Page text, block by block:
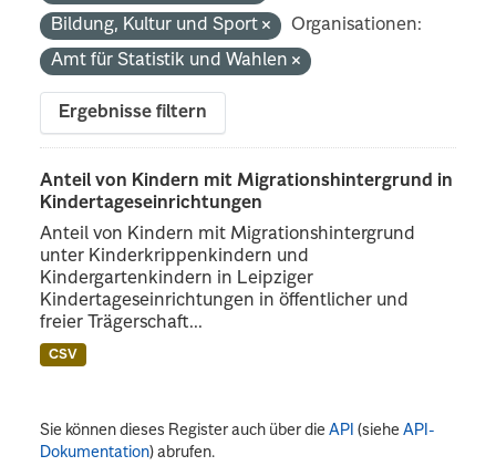
Bildung, Kultur und Sport
Organisationen:
Amt für Statistik und Wahlen
Ergebnisse filtern
Anteil von Kindern mit Migrationshintergrund in
Kindertageseinrichtungen
Anteil von Kindern mit Migrationshintergrund
unter Kinderkrippenkindern und
Kindergartenkindern in Leipziger
Kindertageseinrichtungen in öffentlicher und
freier Trägerschaft...
CSV
Sie können dieses Register auch über dieAPI (sieheAPI-
Dokumentation) abrufen.